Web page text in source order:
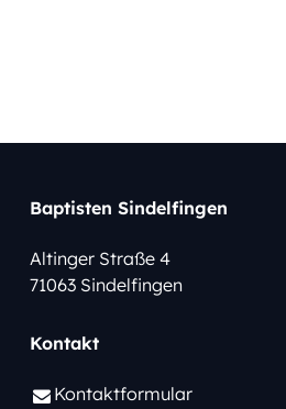
Baptisten Sindelfingen
Altinger Straße 4
71063 Sindelfingen
Kontakt
Kontaktformular